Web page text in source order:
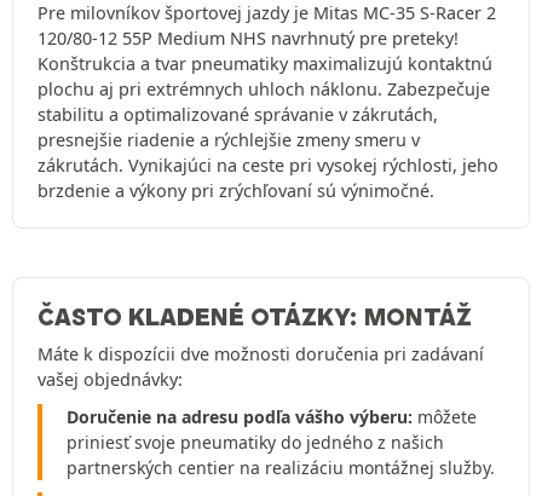
Pre milovníkov športovej jazdy je Mitas MC-35 S-Racer 2
120/80-12 55P Medium NHS navrhnutý pre preteky!
Konštrukcia a tvar pneumatiky maximalizujú kontaktnú
plochu aj pri extrémnych uhloch náklonu. Zabezpečuje
stabilitu a optimalizované správanie v zákrutách,
presnejšie riadenie a rýchlejšie zmeny smeru v
zákrutách. Vynikajúci na ceste pri vysokej rýchlosti, jeho
brzdenie a výkony pri zrýchľovaní sú výnimočné.
ČASTO KLADENÉ OTÁZKY: MONTÁŽ
Máte k dispozícii dve možnosti doručenia pri zadávaní
vašej objednávky:
Doručenie na adresu podľa vášho výberu: môžete
priniesť svoje pneumatiky do jedného z našich
partnerských centier na realizáciu montážnej služby.